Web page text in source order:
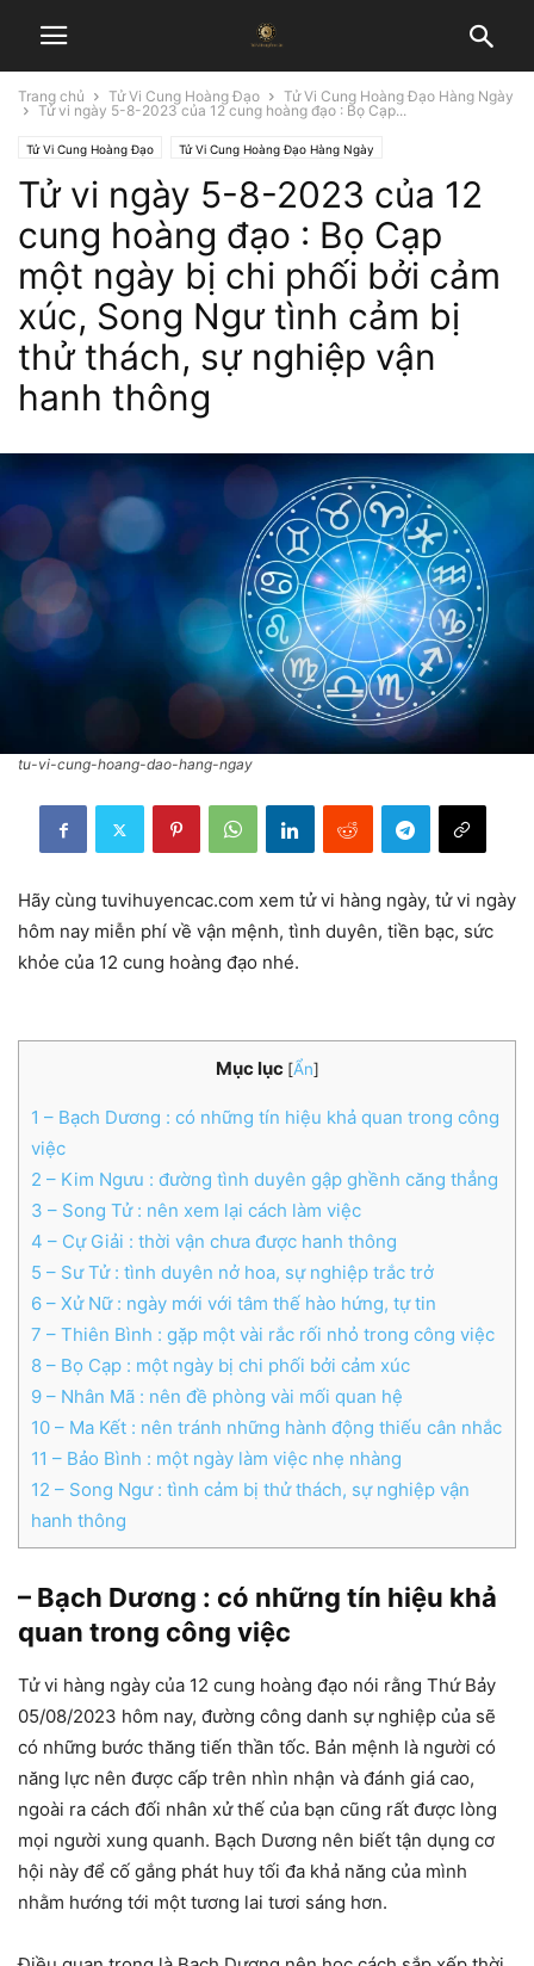
Trang chủ Tử Vi Cung Hoàng Đạo
Tử Vi Cung Hoàng Đạo Hàng Ngày
Tử vi ngày 5-8-2023 của 12 cung hoàng đạo : Bọ Cạp...
Tử Vi Cung Hoàng Đạo Tử Vi Cung Hoàng Đạo Hàng Ngày
Tử vi ngày 5-8-2023 của 12
cung hoàng đạo : Bọ Cạp
một ngày bị chi phối bởi cảm
xúc, Song Ngư tình cảm bị
thử thách, sự nghiệp vận
hanh thông
tu-vi-cung-hoang-dao-hang-ngay
Hãy cùng tuvihuyencac.com xem tử vi hàng ngày, tử vi ngày
hôm nay miễn phí về vận mệnh, tình duyên, tiền bạc, sức
khỏe của 12 cung hoàng đạo nhé.
Mục lục [Ẩn]
1 – Bạch Dương : có những tín hiệu khả quan trong công
việc
2 – Kim Ngưu : đường tình duyên gập ghềnh căng thẳng
3 – Song Tử : nên xem lại cách làm việc
4 – Cự Giải : thời vận chưa được hanh thông
5 – Sư Tử : tình duyên nở hoa, sự nghiệp trắc trở
6 – Xử Nữ : ngày mới với tâm thế hào hứng, tự tin
7 – Thiên Bình : gặp một vài rắc rối nhỏ trong công việc
8 – Bọ Cạp : một ngày bị chi phối bởi cảm xúc
9 – Nhân Mã : nên đề phòng vài mối quan hệ
10 – Ma Kết : nên tránh những hành động thiếu cân nhắc
11 – Bảo Bình : một ngày làm việc nhẹ nhàng
12 – Song Ngư : tình cảm bị thử thách, sự nghiệp vận
hanh thông
– Bạch Dương : có những tín hiệu khả
quan trong công việc
Tử vi hàng ngày của 12 cung hoàng đạo nói rằng Thứ Bảy
05/08/2023 hôm nay, đường công danh sự nghiệp của sẽ
có những bước thăng tiến thần tốc. Bản mệnh là người có
năng lực nên được cấp trên nhìn nhận và đánh giá cao,
ngoài ra cách đối nhân xử thế của bạn cũng rất được lòng
mọi người xung quanh. Bạch Dương nên biết tận dụng cơ
hội này để cố gắng phát huy tối đa khả năng của mình
nhằm hướng tới một tương lai tươi sáng hơn.